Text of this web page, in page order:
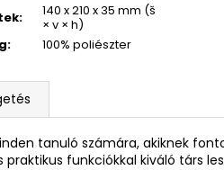
:
140 x 210 x 35 mm (š
× v × h)
: 100% poliészter
tanuló számára, akiknek
funkciókkal kiváló társ